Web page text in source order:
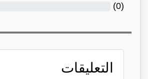
(
0
)
التعليقات